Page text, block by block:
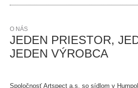
O NÁS
JEDEN PRIESTOR,
JEDEN VÝROBCA
Spoločnosť Artspect a.s. so sídlom v